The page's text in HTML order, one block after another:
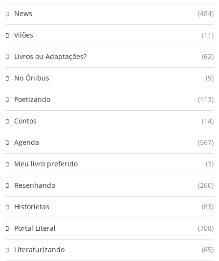
News (484)
Vilões (11)
Livros ou Adaptações? (62)
No Ônibus (9)
Poetizando (113)
Contos (14)
Agenda (567)
Meu livro preferido (3)
Resenhando (260)
Historietas (83)
Portal Literal (708)
Literaturizando (65)